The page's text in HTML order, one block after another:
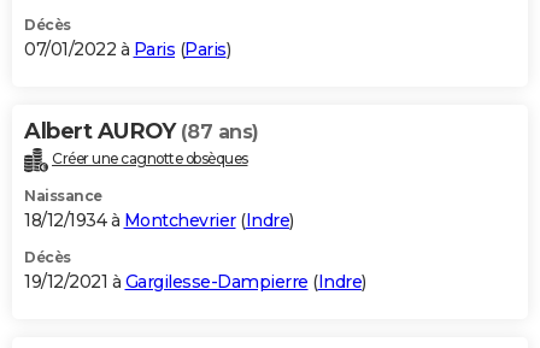
Décès
07/01/2022 à Paris (Paris)
Albert AUROY (87 ans)
Créer une cagnotte obsèques
Naissance
18/12/1934 à Montchevrier(Indre)
Décès
19/12/2021 à Gargilesse-Dampierre (Indre)